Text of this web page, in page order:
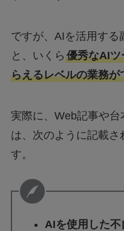
ですが、AIを活用する
と、いくら 優秀なAIツ
らえるレベルの業務が
実際に、Web記事や
は、次のように記載さ
す。
AIを使用した